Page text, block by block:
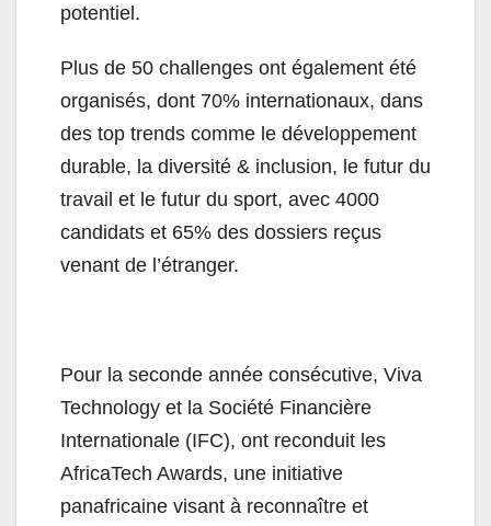
potentiel.
Plus de 50 challenges ont également été
organisés, dont 70% internationaux, dans
des top trends comme le développement
durable, la diversité & inclusion, le futur du
travail et le futur du sport, avec 4000
candidats et 65% des dossiers reçus
venant de l’étranger.
Pour la seconde année consécutive, Viva
Technology et la Société Financière
Internationale (IFC), ont reconduit les
AfricaTech Awards, une initiative
panafricaine visant à reconnaître et